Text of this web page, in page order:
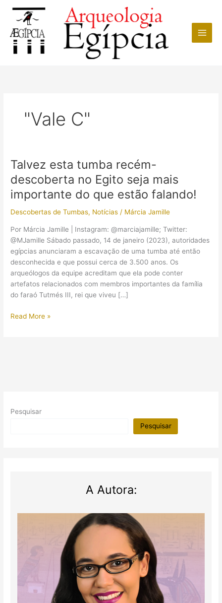
conteúdo
"Vale C"
Talvez esta tumba recém-
descoberta no Egito seja mais
importante do que estão falando!
Descobertas de Tumbas, Notícias / Márcia Jamille
Por Márcia Jamille | Instagram: @marciajamille; Twitter:
@MJamille Sábado passado, 14 de janeiro (2023), autoridades
egípcias anunciaram a escavação de uma tumba até então
desconhecida e que possui cerca de 3.500 anos. Os
arqueólogos da equipe acreditam que ela pode conter
artefatos relacionados com membros importantes da família
do faraó Tutmés III, rei que viveu […]
Talvez
importante
Read More »
Pesquisar
Pesquisar
A Autora: